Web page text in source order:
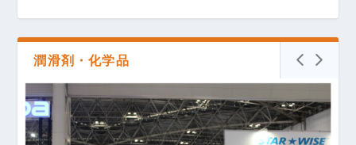
潤滑剤・化学品